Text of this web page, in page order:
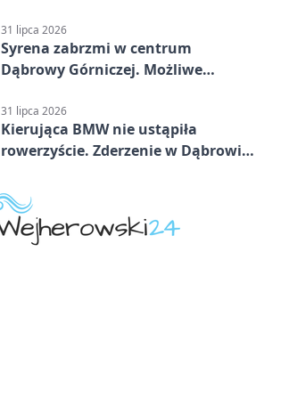
31 lipca 2026
Syrena zabrzmi w centrum
Dąbrowy Górniczej. Możliwe
31 lipca 2026
Kierująca BMW nie ustąpiła
rowerzyście. Zderzenie w Dąbrowie